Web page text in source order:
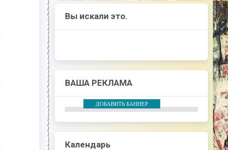
Вы искали это.
ВАША РЕКЛАМА
ДОБАВИТЬ БАННЕР
Календарь